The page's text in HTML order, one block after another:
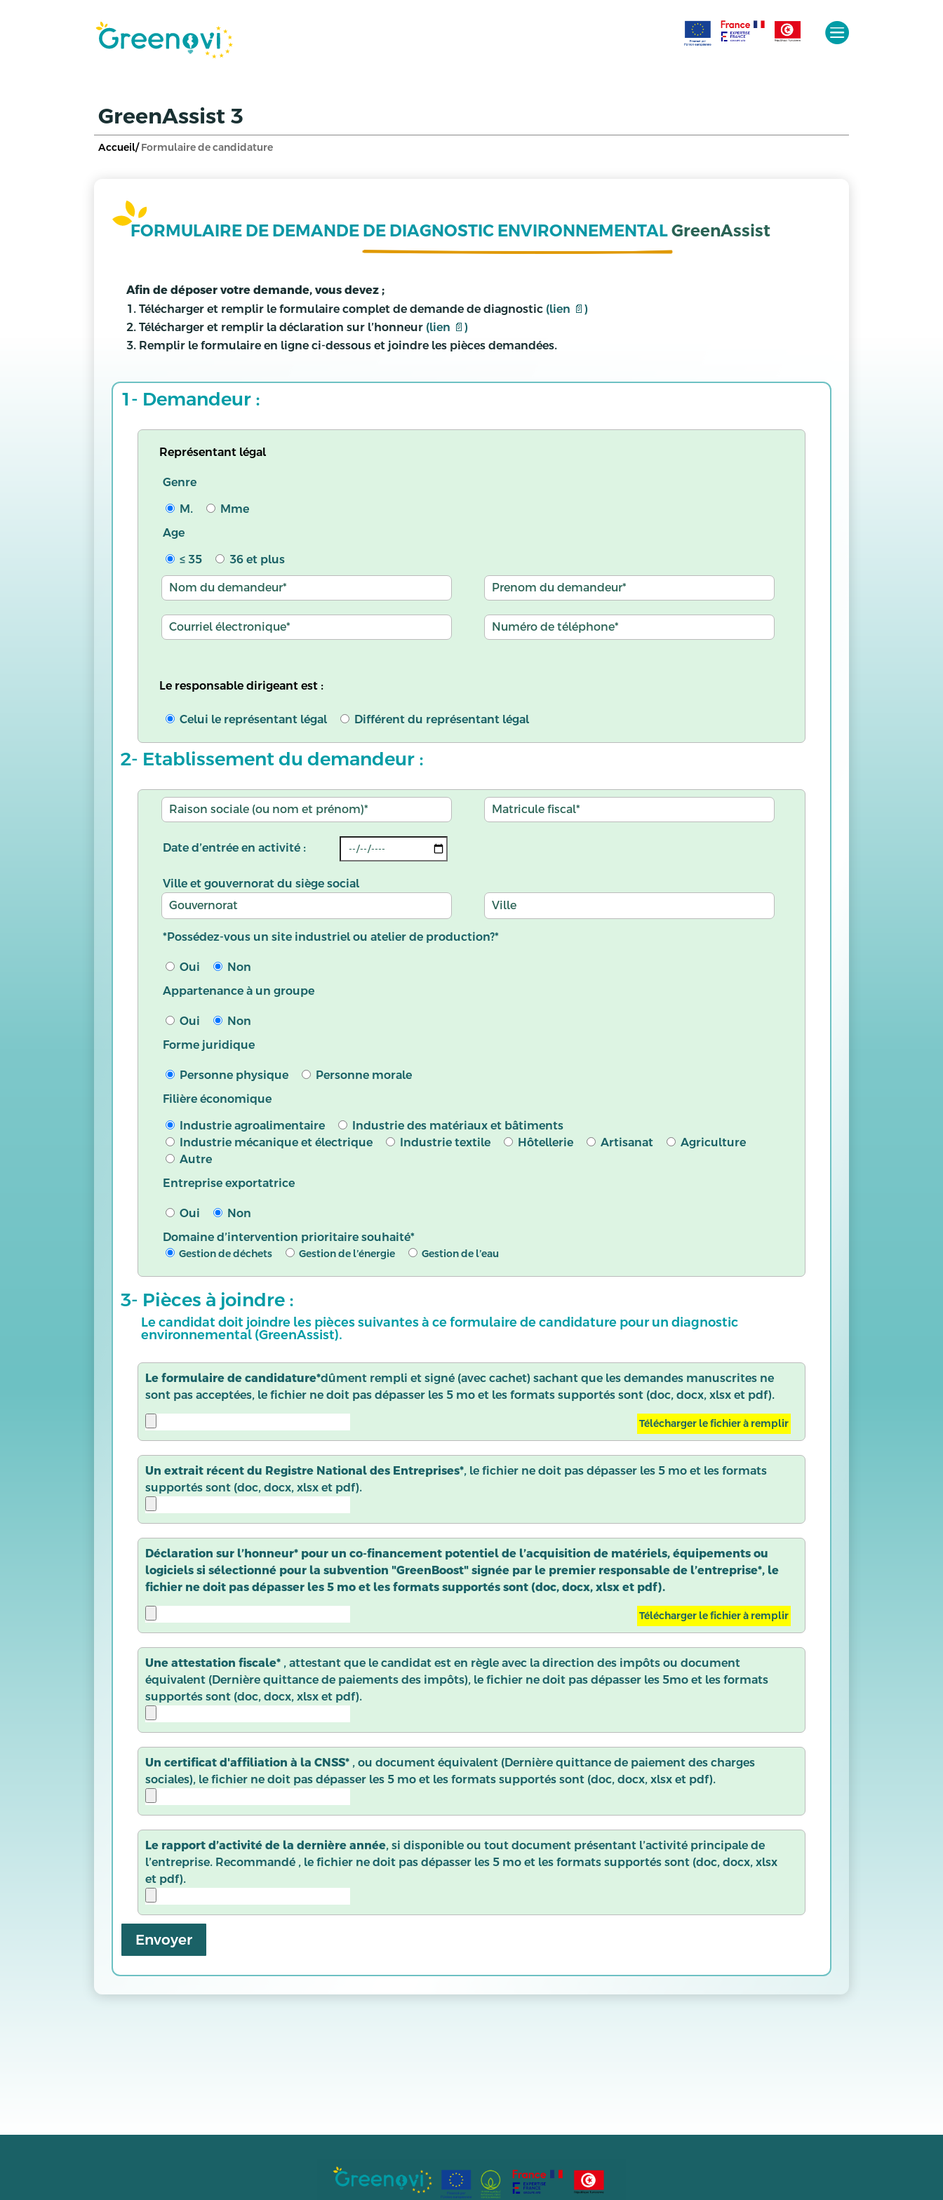

GreenAssist 3
Accueil/Formulaire de candidature
FORMULAIRE DE DEMANDE DE DIAGNOSTIC ENVIRONNEMENTAL GreenAssist
Afin de déposer votre demande, vous devez ;
Télécharger et remplir le formulaire complet de demande de diagnostic (lien 📄)
Télécharger et remplir la déclaration sur l’honneur (lien 📄)
Remplir le formulaire en ligne ci-dessous et joindre les pièces demandées.
1- Demandeur :
Représentant légal
Genre
M.
Mme
Age
≤ 35
36 et plus
Le responsable dirigeant est :
Celui le représentant légal Différent du représentant légal
2- Etablissement du demandeur :
Date d’entrée en activité :
Ville et gouvernorat du siège social
*Possédez-vous un site industriel ou atelier de production?*
Oui
Non
Appartenance à un groupe
Oui
Non
Forme juridique
Personne physique
Personne morale
Filière économique
Industrie agroalimentaire
Industrie des matériaux et bâtiments
Industrie mécanique et électrique
Industrie textile Hôtellerie Artisanat
Agriculture
Autre
Entreprise exportatrice
Oui
Non
Domaine d’intervention prioritaire souhaité*
Gestion de déchets Gestion de l’énergie Gestion de l’eau
3- Pièces à joindre :
Le candidat doit joindre les pièces suivantes à ce formulaire de candidature pour un diagnostic
environnemental (GreenAssist).
Le formulaire de candidature*dûment rempli et signé (avec cachet) sachant que les demandes manuscrites ne
sont pas acceptées, le fichier ne doit pas dépasser les 5 mo et les formats supportés sont (doc, docx, xlsx et pdf).
Télécharger le fichier à remplir
Un extrait récent du Registre National des Entreprises*, le fichier ne doit pas dépasser les 5 mo et les formats
supportés sont (doc, docx, xlsx et pdf).
Déclaration sur l’honneur* pour un co-financement potentiel de l’acquisition de matériels, équipements ou
logiciels si sélectionné pour la subvention "GreenBoost" signée par le premier responsable de l’entreprise*, le
fichier ne doit pas dépasser les 5 mo et les formats supportés sont (doc, docx, xlsx et pdf).
Télécharger le fichier à remplir
Une attestation fiscale* , attestant que le candidat est en règle avec la direction des impôts ou document
équivalent (Dernière quittance de paiements des impôts), le fichier ne doit pas dépasser les 5mo et les formats
supportés sont (doc, docx, xlsx et pdf).
Un certificat d'affiliation à la CNSS* , ou document équivalent (Dernière quittance de paiement des charges
sociales), le fichier ne doit pas dépasser les 5 mo et les formats supportés sont (doc, docx, xlsx et pdf).
Le rapport d’activité de la dernière année, si disponible ou tout document présentant l’activité principale de
l’entreprise. Recommandé , le fichier ne doit pas dépasser les 5 mo et les formats supportés sont (doc, docx, xlsx
et pdf).
Envoyer